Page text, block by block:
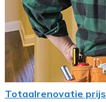
Totaalrenovatie prijs